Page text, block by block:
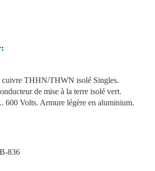
THHN/THWN isolé Singles.
de mise à la terre isolé vert.
Volts. Armure légère en aluminium.
836